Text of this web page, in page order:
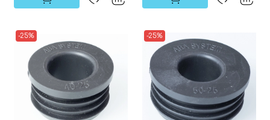
-25% -25%